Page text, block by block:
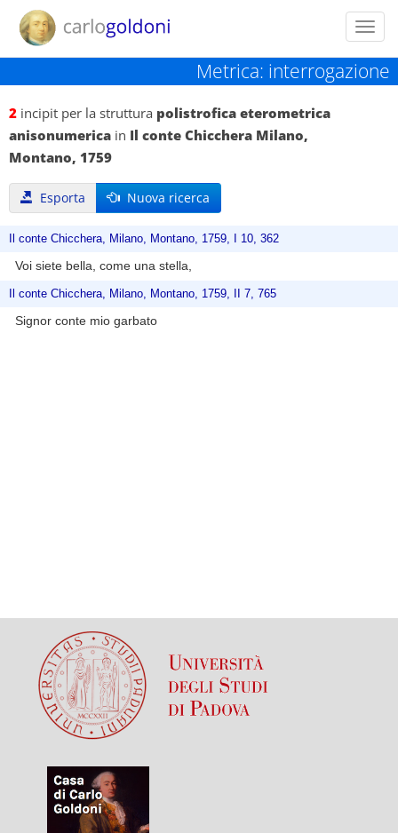
Metrica: interrogazione
2 incipit per la struttura polistrofica eterometrica
anisonumerica in Il conte Chicchera Milano,
Montano, 1759
Esporta Nuova ricerca
Il conte Chicchera, Milano, Montano, 1759, I 10, 362
Voi siete bella, come una stella,
Il conte Chicchera, Milano, Montano, 1759, II 7, 765
Signor conte mio garbato